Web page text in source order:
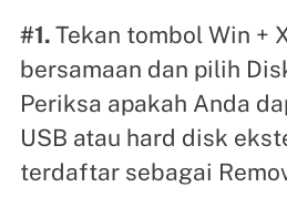
#1. Tekan tombol Win +
bersamaan dan pilih
Periksa apakah Anda
USB atau hard disk
terdaftar sebagai